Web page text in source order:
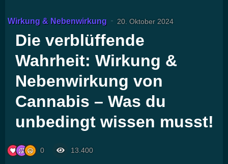
Wirkung & Nebenwirkung 20. Oktober 2024
Die verblüffende
Wahrheit: Wirkung &
Nebenwirkung von
Cannabis – Was du
unbedingt wissen musst!
0 13.400